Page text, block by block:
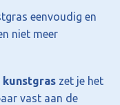
eenvoudig en
niet meer
kunstgras zet je het
vast aan de